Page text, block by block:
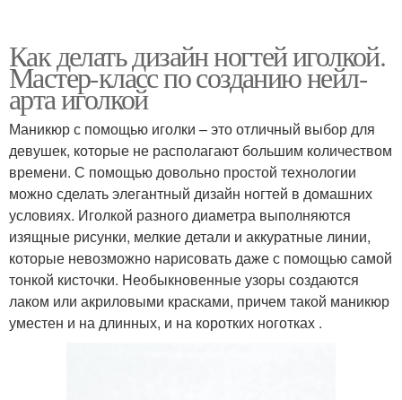
Как делать дизайн ногтей иголкой.
Мастер-класс по созданию нейл-
арта иголкой
Маникюр с помощью иголки – это отличный выбор для
девушек, которые не располагают большим количеством
времени. С помощью довольно простой технологии
можно сделать элегантный дизайн ногтей в домашних
условиях. Иголкой разного диаметра выполняются
изящные рисунки, мелкие детали и аккуратные линии,
которые невозможно нарисовать даже с помощью самой
тонкой кисточки. Необыкновенные узоры создаются
лаком или акриловыми красками, причем такой маникюр
уместен и на длинных, и на коротких ноготках .